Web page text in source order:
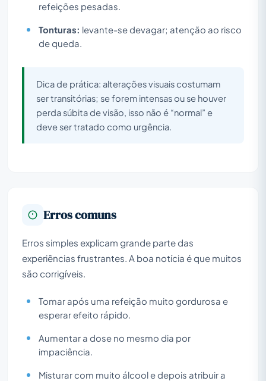
refeições pesadas.
Tonturas: levante-se devagar; atenção ao risco
de queda.
Dica de prática: alterações visuais costumam
ser transitórias; se forem intensas ou se houver
perda súbita de visão, isso não é “normal” e
deve ser tratado como urgência.
Erros comuns
Erros simples explicam grande parte das
experiências frustrantes. A boa notícia é que muitos
são corrigíveis.
Tomar após uma refeição muito gordurosa e
esperar efeito rápido.
Aumentar a dose no mesmo dia por
impaciência.
Misturar com muito álcool e depois atribuir a